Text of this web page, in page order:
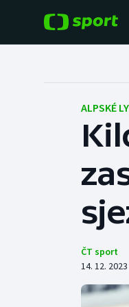
Hokej
Tenis
Atletika
Cyklistika
ALPSKÉ
ČT sport
14. 12. 2023